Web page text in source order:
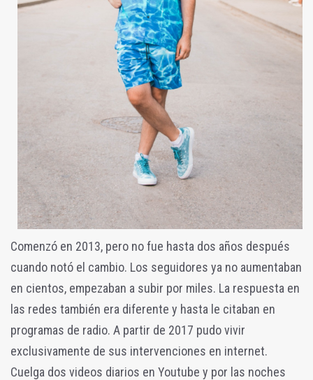
Comenzó en 2013, pero no fue hasta dos años después
cuando notó el cambio. Los seguidores ya no aumentaban
en cientos, empezaban a subir por miles. La respuesta en
las redes también era diferente y hasta le citaban en
programas de radio. A partir de 2017 pudo vivir
exclusivamente de sus intervenciones en internet.
Cuelga dos videos diarios en Youtube y por las noches